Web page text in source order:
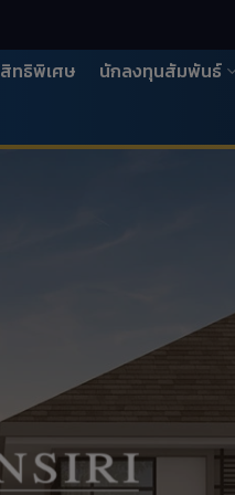
สิทธิพิเศษ นักลงทุนสัมพันธ์